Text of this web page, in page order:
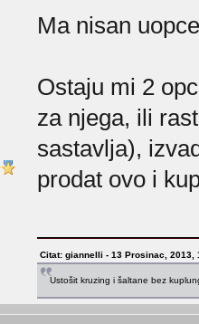
Ma nisan
Ostaju mi 2
za njega, ili
sastavlja),
prodat ovo i
Citat: giannelli - 13 Prosinac, 2013,
Ustošit kruzing i šaltane bez